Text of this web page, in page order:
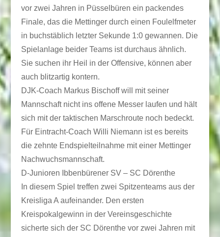
vor zwei Jahren in Püsselbüren ein packendes
Finale, das die Mettinger durch einen Foulelfmeter
in buchstäblich letzter Sekunde 1:0 gewannen. Die
Spielanlage beider Teams ist durchaus ähnlich.
Sie suchen ihr Heil in der Offensive, können aber
auch blitzartig kontern.
DJK-Coach Markus Bischoff will mit seiner
Mannschaft nicht ins offene Messer laufen und hält
sich mit der taktischen Marschroute noch bedeckt.
Für Eintracht-Coach Willi Niemann ist es bereits
die zehnte Endspielteilnahme mit einer Mettinger
Nachwuchsmannschaft.
D-Junioren Ibbenbürener SV – SC Dörenthe
In diesem Spiel treffen zwei Spitzenteams aus der
Kreisliga A aufeinander. Den ersten
Kreispokalgewinn in der Vereinsgeschichte
sicherte sich der SC Dörenthe vor zwei Jahren mit